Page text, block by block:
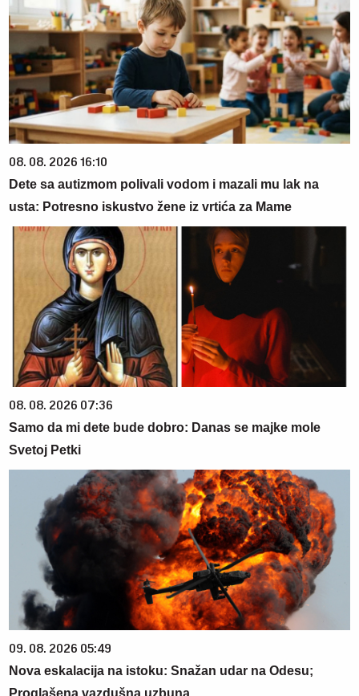
08. 08. 2026 16:10
Dete sa autizmom polivali vodom i mazali mu lak na
usta: Potresno iskustvo žene iz vrtića za Mame
08. 08. 2026 07:36
Samo da mi dete bude dobro: Danas se majke mole
Svetoj Petki
09. 08. 2026 05:49
Nova eskalacija na istoku: Snažan udar na Odesu;
Proglašena vazdušna uzbuna